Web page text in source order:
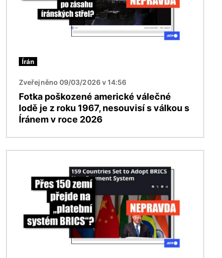
Írán
Zveřejněno 09/03/2026 v 14:56
Fotka poškozené americké válečné
lodě je z roku 1967, nesouvisí s válkou s
Íránem v roce 2026